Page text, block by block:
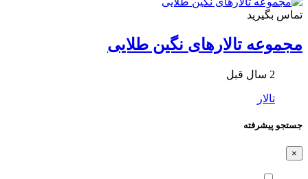
تماس بگیرید
مجموعه تالارهای نگین طلایی
2 سال قبل
تالار
جستجو پیشرفته
×